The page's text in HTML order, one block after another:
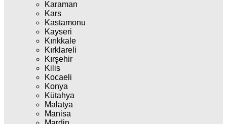
Karaman
Kars
Kastamonu
Kayseri
Kırıkkale
Kırklareli
Kırşehir
Kilis
Kocaeli
Konya
Kütahya
Malatya
Manisa